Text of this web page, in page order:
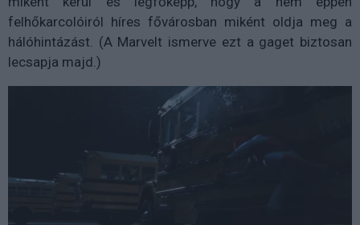
felhőkarcolóiról híres fővárosban miként oldja meg a
hálóhintázást. (A Marvelt ismerve ezt a gaget biztosan
lecsapja majd.)